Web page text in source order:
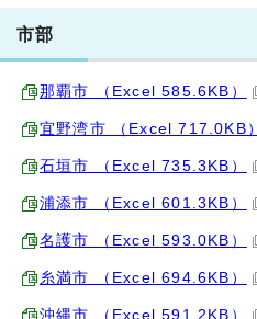
市部
那覇市 （Excel 585.6KB）
宜野湾市 （Excel 717.0KB）
石垣市 （Excel 735.3KB）
浦添市 （Excel 601.3KB）
名護市 （Excel 593.0KB）
糸満市 （Excel 694.6KB）
沖縄市 （Excel 591.2KB）